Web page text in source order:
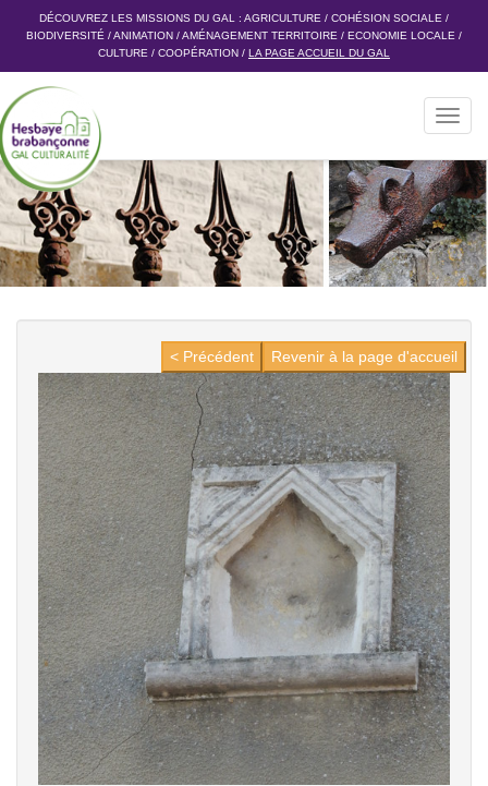
DÉCOUVREZ LES MISSIONS DU GAL : AGRICULTURE / COHÉSION SOCIALE /
BIODIVERSITÉ /ANIMATION /AMÉNAGEMENT TERRITOIRE / ECONOMIE LOCALE /
CULTURE / COOPÉRATION / LA PAGE ACCUEIL DU GAL
Revenir à la page d'accueil
< Précédent